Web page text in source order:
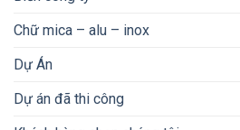
Chữ mica – alu – inox
Dự Án
Dự án đã thi công